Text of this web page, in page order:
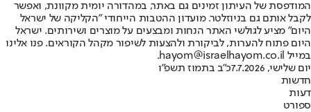
המודפסת של העיתון זמינים גם באתר, במהדורה יומית מקוונת, ואפשר
לקבל אותם גם בניוזלטר. מועדון ההטבות הייחודי "הקליקה של ישראל
היום" מציע לגולשי האתר הנחות ומבצעים על מוצרים ושירותים. ישראל
היום פתוח להערות, לביקורת ולהצעות לשיפור מקהל הקוראים. פנו אלינו
במייל hayom@israelhayom.co.il.
יום שלישי, 7.7.2026
כ"ב בתמוז תשפ"ו
חדשות
דעות
ספורט